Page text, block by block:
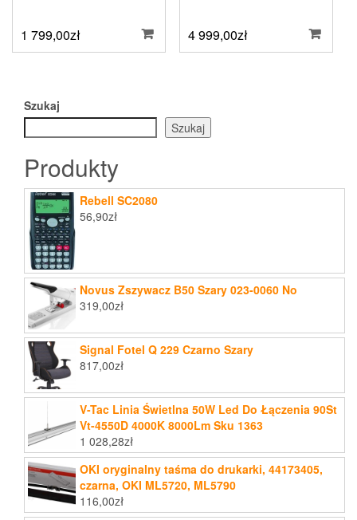
1 799,00zł 4 999,00zł
Szukaj
Szukaj
Produkty
Rebell SC2080
56,90zł
Novus Zszywacz B50 Szary 023-0060 No
319,00zł
Signal Fotel Q 229 Czarno Szary
817,00zł
V-Tac Linia Świetlna 50W Led Do Łączenia 90St
Vt-4550D 4000K 8000Lm Sku 1363
1 028,28zł
OKI oryginalny taśma do drukarki, 44173405,
czarna, OKI ML5720, ML5790
116,00zł